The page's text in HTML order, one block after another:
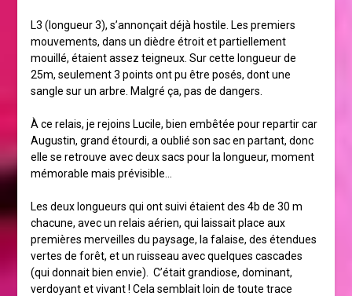
L3 (longueur 3), s’annonçait déjà hostile. Les premiers
mouvements, dans un dièdre étroit et partiellement
mouillé, étaient assez teigneux. Sur cette longueur de
25m, seulement 3 points ont pu être posés, dont une
sangle sur un arbre. Malgré ça, pas de dangers.
À ce relais, je rejoins Lucile, bien embêtée pour repartir car
Augustin, grand étourdi, a oublié son sac en partant, donc
elle se retrouve avec deux sacs pour la longueur, moment
mémorable mais prévisible…
Les deux longueurs qui ont suivi étaient des 4b de 30 m
chacune, avec un relais aérien, qui laissait place aux
premières merveilles du paysage, la falaise, des étendues
vertes de forêt, et un ruisseau avec quelques cascades
(qui donnait bien envie). C’était grandiose, dominant,
verdoyant et vivant ! Cela semblait loin de toute trace